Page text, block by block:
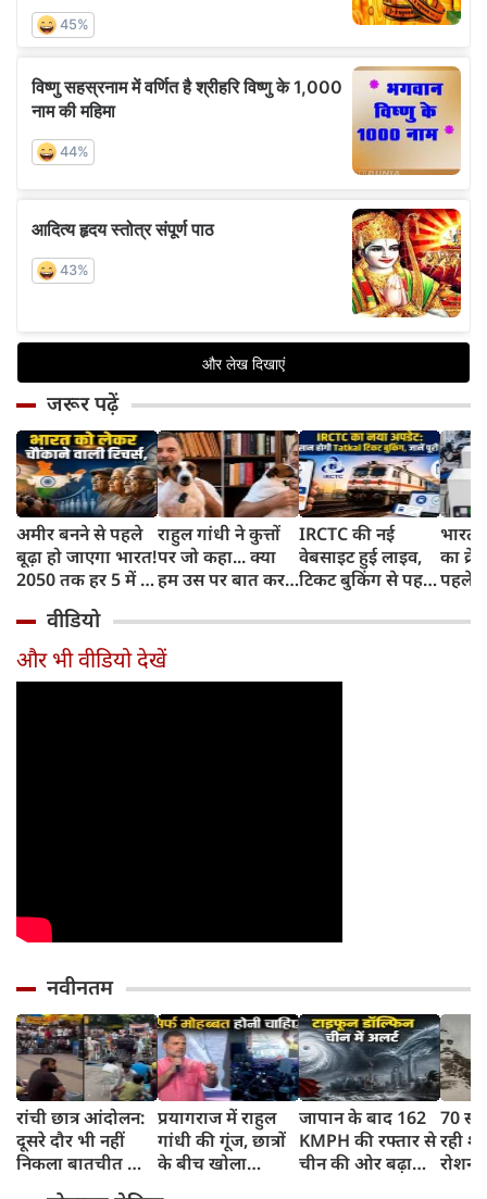
जरूर पढ़ें
अमीर बनने से पहले
बूढ़ा हो जाएगा भारत!
2050 तक हर 5 में 1
साल से ज्यादा उम्र का
राहुल गांधी ने कुत्तों
पर जो कहा... क्या
हम उस पर बात कर
IRCTC की नई
वेबसाइट हुई लाइव,
टिकट बुकिंग से पहले
काम, जानें पूरा
भारत
का
पहले
और
वीडियो
और भी वीडियो देखें
नवीनतम
रांची छात्र आंदोलन:
दूसरे दौर भी नहीं
निकला बातचीत का
प्रयागराज में राहुल
गांधी की गूंज, छात्रों
के बीच खोला
जापान के बाद 162
KMPH की रफ्तार से
चीन की ओर बढ़ा
70
रही
रोशन